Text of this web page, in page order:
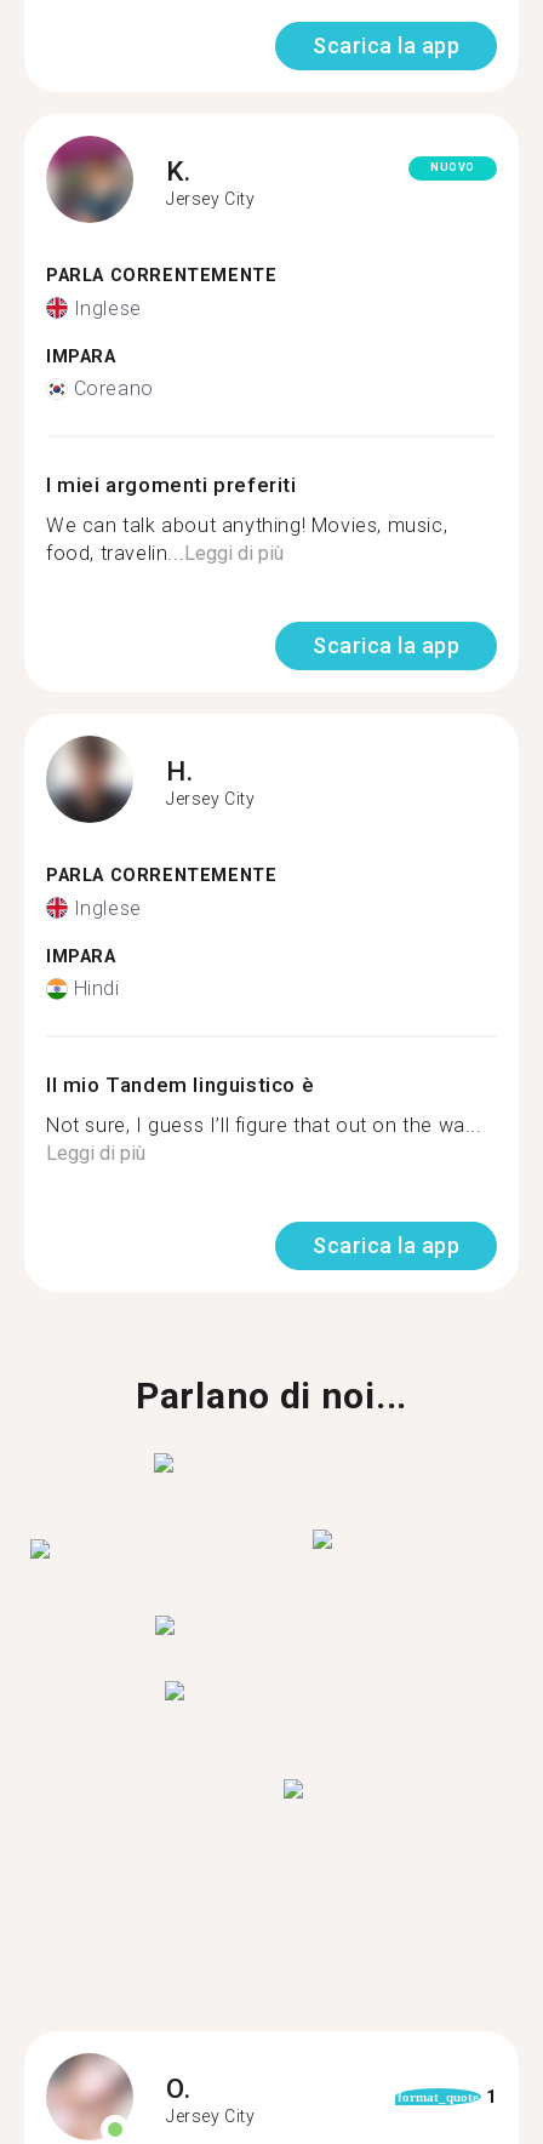
Scarica la app
K.
Jersey City
NUOVO
PARLA CORRENTEMENTE
Inglese
IMPARA
Coreano
I miei argomenti preferiti
We can talk about anything! Movies, music,
food, travelin...Leggi di più
Scarica la app
H.
Jersey City
PARLA CORRENTEMENTE
Inglese
IMPARA
Hindi
Il mio Tandem linguistico è
Not sure, I guess I’ll figure that out on the wa...
Leggi di più
Scarica la app
Parlano di noi...
O.
Jersey City
format_quote 1